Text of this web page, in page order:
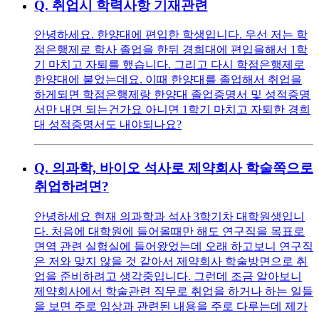
Q. 취업시 학력사항 기재관련
안녕하세요. 한양대에 편입한 학생입니다. 우선 저는 학
점은행제로 학사 졸업을 한뒤 경희대에 편입을해서 1학
기 마치고 자퇴를 했습니다. 그리고 다시 학점은행제로
한양대에 붙었는데요. 이때 한양대를 졸업해서 취업을
하게되면 학점은행제랑 한양대 졸업증명서 및 성적증명
서만 내면 되는건가요 아니면 1학기 마치고 자퇴한 경희
대 성적증명서도 내야되나요?
Q. 의과학, 바이오 석사로 제약회사 학술쪽으로
취업하려면?
안녕하세요 현재 의과학과 석사 3학기차 대학원생입니
다. 처음에 대학원에 들어올때만 해도 연구직을 목표로
면역 관련 실험실에 들어왔었는데 오래 하고보니 연구직
은 저와 맞지 않을 것 같아서 제약회사 학술방면으로 취
업을 준비하려고 생각중입니다. 그런데 조금 알아보니
제약회사에서 학술관련 직무로 취업을 하거나 하는 일들
을 보면 주로 임상과 관련된 내용을 주로 다루는데 제가